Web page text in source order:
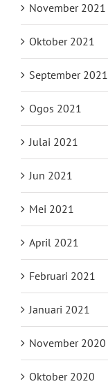
November 2021
Oktober 2021
September 2021
Ogos 2021
Julai 2021
Jun 2021
Mei 2021
April 2021
Februari 2021
Januari 2021
November 2020
Oktober 2020